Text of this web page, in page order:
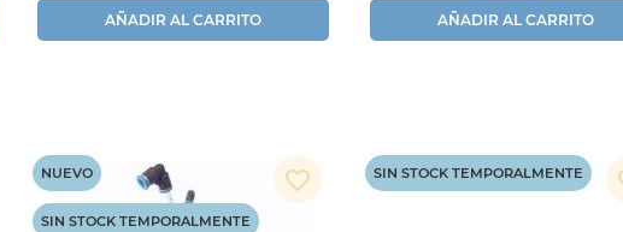
AÑADIR AL CARRITO AÑADIR AL CARRITO
NUEVO
SIN STOCK TEMPORALMENTE
favorite_border SIN STOCK TEMPORALMENTE